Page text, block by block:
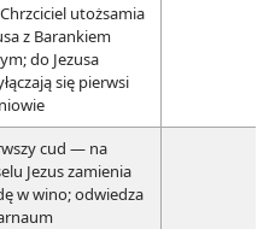
utożsamia
z Barankiem
do Jezusa
się pierwsi
cud — na
Jezus zamienia
w wino; odwiedza